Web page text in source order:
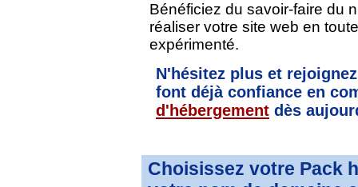
Bénéficiez du savoir-faire du
réaliser votre site web en
expérimenté.
N'hésitez plus et
font déjà confiance en
d'hébergement dès
Choisissez votre Pack